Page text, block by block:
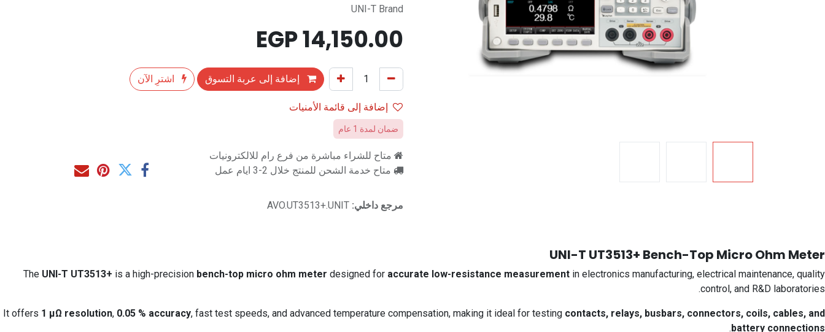
UNI-T Brand
14,150.00
إضافة إلى عربة التسوق
اشترِ الآن
إضافة إلى قائمة الأمنيات
ضمان لمدة 1 عام
متاح للشراء مباشرة من فرع رام للالكترونيات
متاح خدمة الشحن للمنتج خلال 2-3 ايام عمل
مرجع داخلي: AVO.UT3513+.UNIT
UNI-T UT3513+ Bench-Top Micro Ohm Meter
The UNI-T UT3513+ is a high-precision bench-top micro ohm meter designed for accurate low-resistance measurement in electronics manufacturing, electrical maintenance, quality
control, and R&D laboratories.
It offers 1 µΩ resolution, 0.05 % accuracy, fast test speeds, and advanced temperature compensation, making it ideal for testing contacts, relays, busbars, connectors, coils, cables, and
battery connections
.